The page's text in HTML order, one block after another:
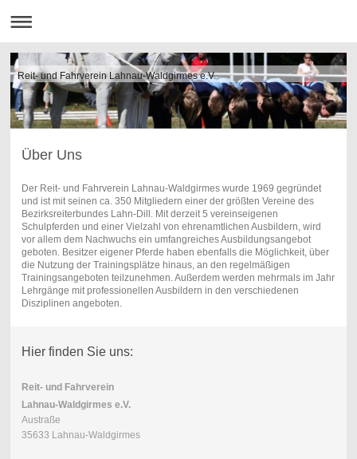
Reit- und Fahrverein Lahnau-Waldgirmes e.V.
Über Uns
Der Reit- und Fahrverein Lahnau-Waldgirmes wurde 1969 gegründet
und ist mit seinen ca. 350 Mitgliedern einer der größten Vereine des
Bezirksreiterbundes Lahn-Dill. Mit derzeit 5 vereinseigenen
Schulpferden und einer Vielzahl von ehrenamtlichen Ausbildern, wird
vor allem dem Nachwuchs ein umfangreiches Ausbildungsangebot
geboten. Besitzer eigener Pferde haben ebenfalls die Möglichkeit, über
die Nutzung der Trainingsplätze hinaus, an den regelmäßigen
Trainingsangeboten teilzunehmen. Außerdem werden mehrmals im Jahr
Lehrgänge mit professionellen Ausbildern in den verschiedenen
Disziplinen angeboten.
Hier finden Sie uns:
Reit- und Fahrverein
Lahnau-Waldgirmes e.V.
Austraße
35633 Lahnau-Waldgirmes